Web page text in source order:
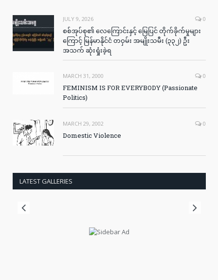
JULY 9, 2026 0
စစ်အုပ်စု၏ လေကြောင်းနှင့် မြေပြင် တိုက်ခိုက်မှုများ
ကြောင့် မြန်မာနိုင်ငံ တဝှမ်း အမျိုးသမီး (၃၃၂) ဦး
အသက် ဆုံးရှုံးခဲ့ရ
MARCH 31, 2000 0
FEMINISM IS FOR EVERYBODY (Passionate
Politics)
MARCH 29, 2002 0
Domestic Violence
LATEST GALLERIES